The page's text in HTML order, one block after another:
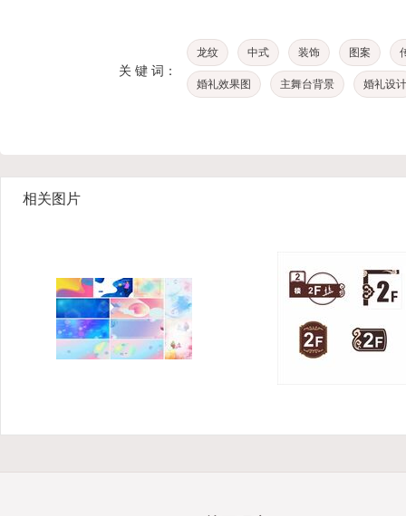
关 键 词：
龙纹 中式 装饰 图案
婚礼效果图 主舞台背景 婚礼设计
相关图片